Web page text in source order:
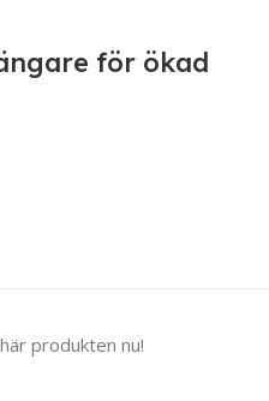
för ökad
produkten nu!